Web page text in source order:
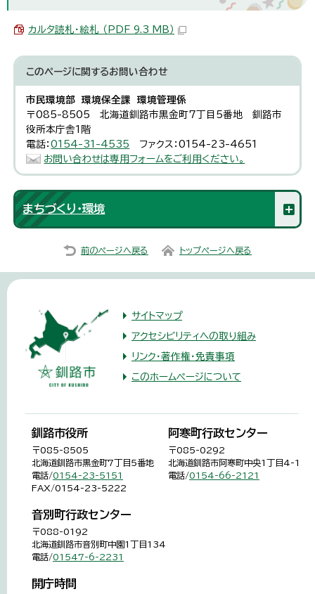
カルタ読札・絵札 （PDF 9.3 MB）
このページに関するお問い合わせ
市民環境部 環境保全課 環境管理係
〒085-8505 北海道釧路市黒金町7丁目5番地 釧路市
役所本庁舎1階
電話：0154-31-4535
ファクス：0154-23-4651
お問い合わせは専用フォームをご利用ください。
まちづくり・環境
前のページへ戻る トップページへ戻る
サイトマップ
アクセシビリティへの取り組み
リンク・著作権・免責事項
このホームページについて
釧路市役所
〒085-8505
北海道釧路市黒金町7丁目5番地
電話/0154-23-5151
FAX/0154-23-5222
阿寒町行政センター
〒085-0292
北海道釧路市阿寒町中央1丁目4-1
電話/0154-66-2121
音別町行政センター
〒088-0192
北海道釧路市音別町中園1丁目134
電話/01547-6-2231
開庁時間